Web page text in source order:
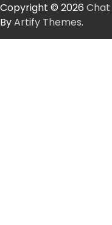
Copyright © 2026
ByArtify Themes.